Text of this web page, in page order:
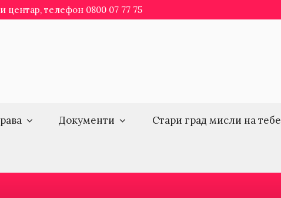
центар, телефон 0800 07 77 75
Документи Стари град мисли на тебе